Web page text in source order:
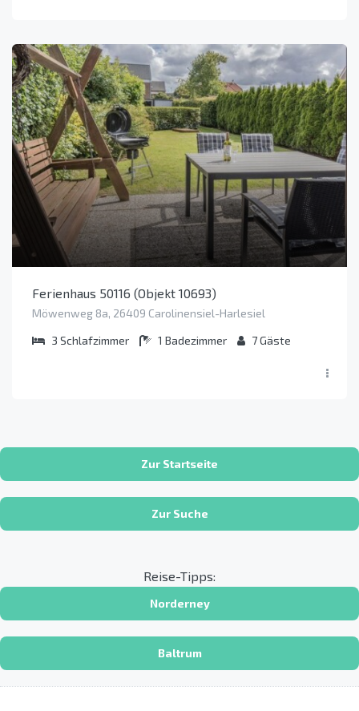
Ferienhaus 50116 (Objekt 10693)
Möwenweg 8a, 26409 Carolinensiel-Harlesiel
3 Schlafzimmer 1 Badezimmer 7Gäste
Zur Startseite
Zur Suche
Reise-Tipps:
Norderney
Baltrum